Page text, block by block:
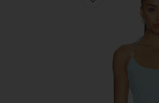
Favorite МАЙКА